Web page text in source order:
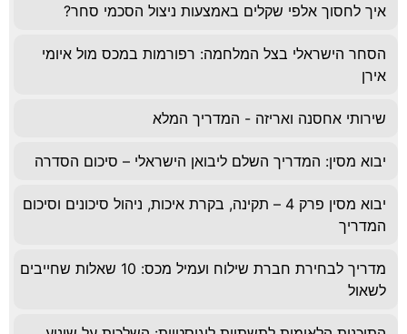
איך לחסוך אלפי שקלים באמצעות ניצול הסכמי סחר?
הסחר הישראלי בצל המלחמה: רפורמות במכס מול איומי
אירן
שירותי אחסנה ואריזה - המדריך המלא
יבוא מסין: המדריך השלם ליבואן הישראלי – סיכום הסדרה
יבוא מסין פרק 4 – תקינה, בקרת איכות, ניהול סיכונים וסיכום
המדריך
מדריך לבחירת חברת שילוח ועמיל מכס: 10 שאלות שחייבים
לשאול